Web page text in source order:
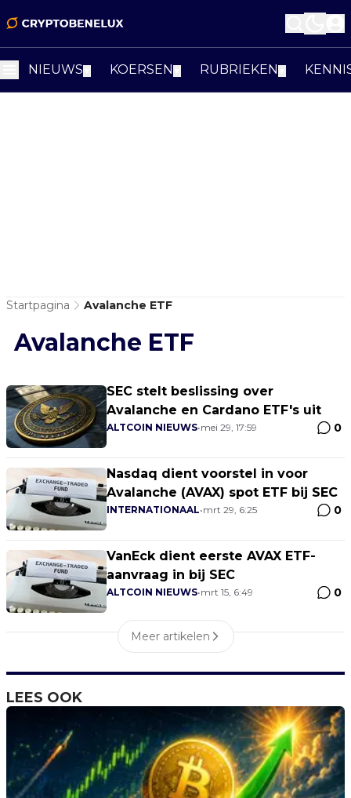
NIEUWS KOERSEN RUBRIEKEN
Startpagina Avalanche ETF
Avalanche ETF
SEC stelt beslissing over
Avalanche en Cardano ETF's uit
ALTCOIN NIEUWS•mei 29, 17:59 0
Nasdaq dient voorstel in voor
Avalanche (AVAX) spot ETF bij SEC
INTERNATIONAAL•mrt 29, 6:25 0
VanEck dient eerste AVAX ETF-
aanvraag in bij SEC
ALTCOIN NIEUWS•mrt 15, 6:49 0
Meer artikelen
LEES OOK